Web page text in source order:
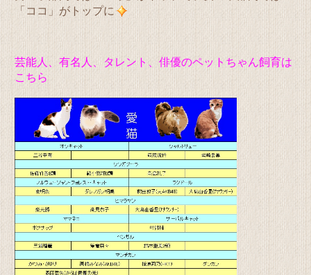
「ココ」がトップに
芸能人、有名人、タレント、俳優のペットちゃん飼育は
こちら